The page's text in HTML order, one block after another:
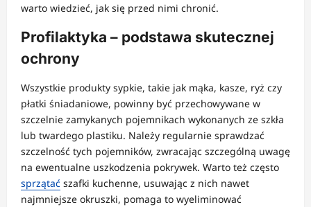
warto wiedzieć, jak się przed nimi chronić.
Profilaktyka – podstawa skutecznej
ochrony
Wszystkie produkty sypkie, takie jak mąka, kasze, ryż czy
płatki śniadaniowe, powinny być przechowywane w
szczelnie zamykanych pojemnikach wykonanych ze szkła
lub twardego plastiku. Należy regularnie sprawdzać
szczelność tych pojemników, zwracając szczególną uwagę
na ewentualne uszkodzenia pokrywek. Warto też często
sprzątać szafki kuchenne, usuwając z nich nawet
najmniejsze okruszki, pomaga to wyeliminować